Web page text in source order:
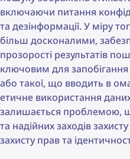
включаючи питання
та дезінформації. У міру
більш досконалими,
прозорості результатів
ключовим для
або такої, що вводить в
етичне використання
залишається проблемою,
та надійних заходів
захисту прав та